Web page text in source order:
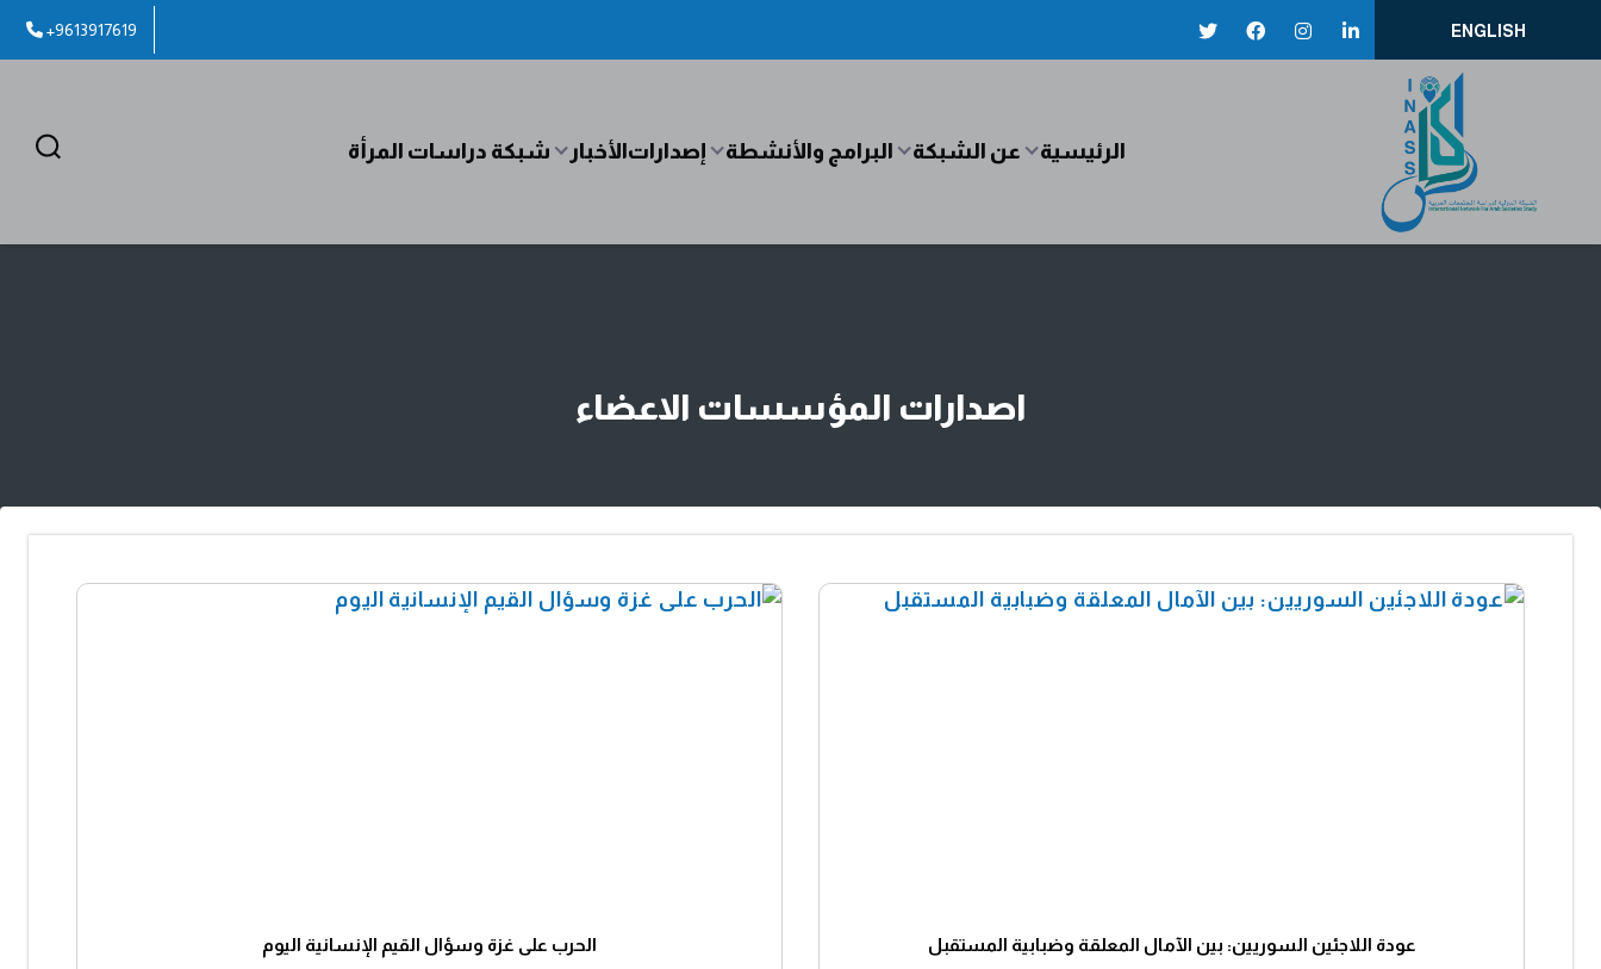
+9613917619 ENGLISH
الرئيسية عن الشبكة البرامج والأنشطة إصداراتالأخبار شبكة دراسات المرأة
اصدارات المؤسسات الاعضاء
عودة اللاجئين السوريين: بين الآمال المعلقة وضبابية المستقبل الحرب على غزة وسؤال القيم الإنسانية اليوم